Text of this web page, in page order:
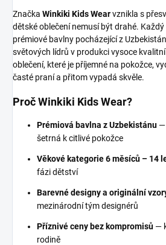
Značka Winkiki Kids Wearvznikla s
dětské oblečení nemusí být drahé.
prémiové bavlny pocházející z
světových lídrů v produkci vysoce
oblečení, které je příjemné na pokožce,
časté praní a přitom vypadá skvěle.
Proč Winkiki Kids Wear?
Prémiová bavlna z Uzbekistánu —
šetrná k citlivé pokožce
Věkové kategorie 6 měsíců – 14
fázi dětství
Barevné designy a originální
mezinárodní tým designérů
Příznivé ceny bez kompromisů —
rodině